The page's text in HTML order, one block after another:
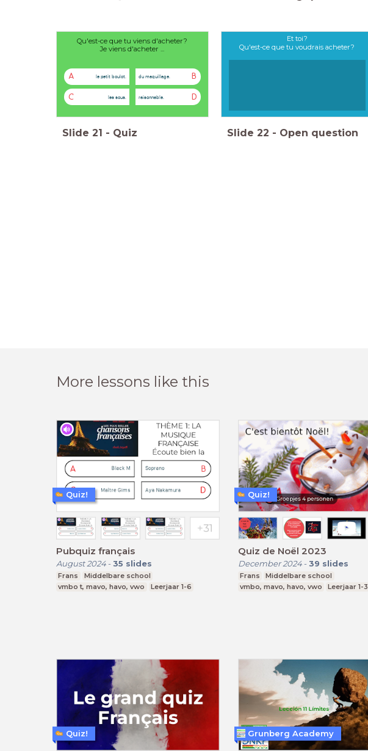
Qu'est-ce que tu viens d'acheter?
Je viens d'acheter ...
A le petit boulot. B
du maquillage.
C les sous. D
raisonnable.
Slide 21 - Quiz
Et toi?
Qu'est-ce que tu voudrais acheter?
Slide 22 - Open question
More lessons like this
Pubquiz français
August 2024- 35 slides
Frans
Middelbare school
vmbo t, mavo, havo, vwo
Leerjaar 1-6
Quiz!
Quiz de Noël 2023
December 2024- 39 slides
Frans
Middelbare school
vmbo, mavo, havo, vwo
Leerjaar 1-3
Quiz!
Quiz! Grunberg Academy